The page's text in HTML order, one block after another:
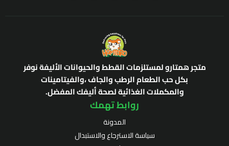
متجر همتارو لمستلزمات القطط والحيوانات الأليفة نوفر
بكل حب الطعام الرطب والجاف ،والفيتامينات
والمكملات الغذائية لصحة أليفك المفضل.
روابط تهمك
المدونة
سياسة الاسترجاع والاستبدال